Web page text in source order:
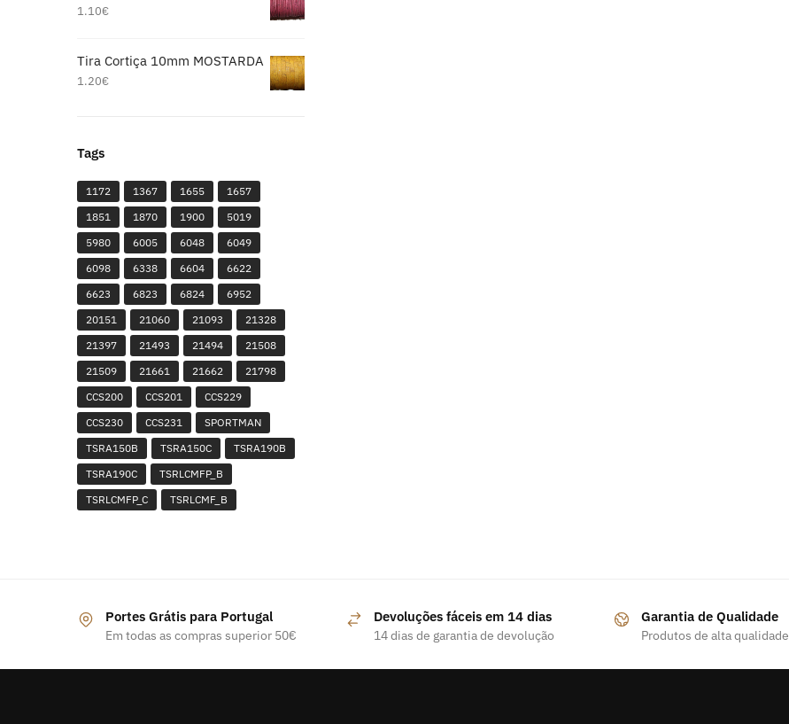
1.10€
Tira Cortiça 10mm MOSTARDA
1.20€
Tags
1172 1367 1655
1657
1851
1870 1900
5019
5980
6005 6048
6049
6098
6338 6604
6622
6623
6823 6824
6952
20151
21060 21093
21328
21397
21493 21494
21508
21509
21661 21662
21798
CCS200
CCS201
CCS229
CCS230
CCS231
SPORTMAN
TSRA150B
TSRA150C
TSRA190B
TSRA190C
TSRLCMFP_B
TSRLCMFP_C
TSRLCMF_B
Portes Grátis para Portugal
Em todas as compras superior 50€
Devoluções fáceis em 14 dias
14 dias de garantia de devolução
Garantia de Qualidade
Produtos de alta qualidade